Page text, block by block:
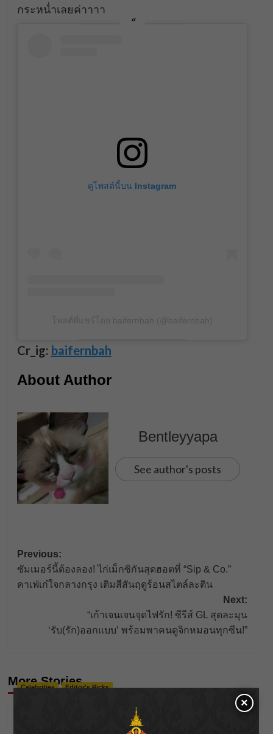
กระหน่ำเลยค่าาาา
ดูโพสต์นี้บน Instagram
Cr_ig: baifernbah
About Author
Bentleyyapa
See author's posts
Post
navigation
Previous:
ซัมเมอร์นี้ต้องลอง! ไก่เม็กซิกันสุดฮอตที่ “Sip & Co.”
คาเฟ่เก๋ใจกลางกรุง เติมสีสันฤดูร้อนสไตล์ละติน
Next:
“เก้าเจนเจนจุดไฟรัก! ซีรีส์ GL สุดละมุน
‘รับ(รัก)ออกแบบ’ พร้อมพาคนดูจิกหมอนทุกซีน!”
More Stories
Celebrities Editor's Picks
นัตตี้” ยอมรับชีวิตไอดอลไม่ง่าย 10 ปีที่ต้องสู้จนมีวัน
×